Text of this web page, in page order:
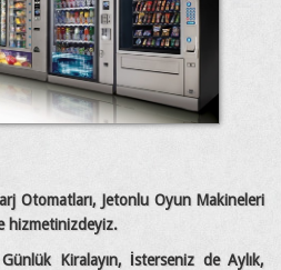
Otomatları, Jetonlu Oyun Makineleri
hizmetinizdeyiz.
Kiralayın, İsterseniz de Aylık,